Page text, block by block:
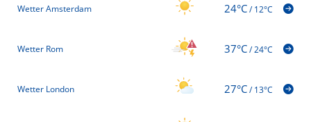
Wetter Amsterdam 24°C/12°C
Wetter Rom 37°C/24°C
Wetter London 27°C/13°C